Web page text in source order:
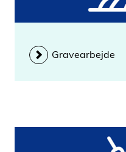
Gravearbejde